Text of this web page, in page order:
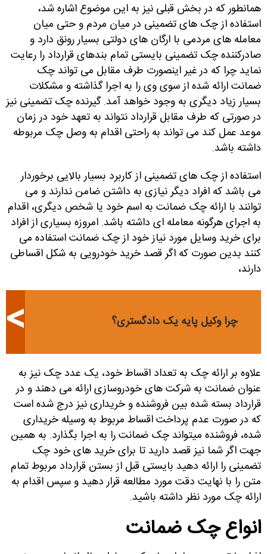
همانطور که در بخش قبلی نیز به این موضوع اشاره شد،
استفاده از چک های تضمینی در میان مردم و حتی میان
معامله های مردمی با ارگان های دولتی بسیار رونق دارد و
صادرکننده چک تضمینی بایستی تمام بندهای قرارداد را رعایت
نماید چرا که در غیر اینصورت طرف مقابل می تواند چک
ضمانت ارائه شده از سوی وی را به اجرا گذاشته و مشکلات
بسیار زیاد دیگری به وجود خواهد آمد. گیرنده چک تضمینی نیز
در صورتی که طرف مقابل قرارداد نتواند به تعهد خود در زمان
موعد عمل کند می تواند به راحتی اقدام به وصل چک مربوطه
داشته باشد.
استفاده از چک های تضمینی از کاربرد بسیار بالایی برخوردار
می باشد که افراد دیگر نیازی به داشتن ضامن ندارند و می
توانند با ارائه چک ضمانت به اسم خود یا شخص دیگری، اقدام
به اجرای هرگونه معامله ای داشته باشد. امروزه بسیاری از افراد
برای خرید وسایل مورد نیاز خود از چک ضمانت استفاده می
کنند بدین صورت که اگر قصد خرید خودرویی به شکل اقساطی
دارند،
چرا وکیل پایه یک دادگستری؟
علاوه بر ارائه چک به تعداد اقساط خود، یک عدد چک نیز به
عنوان ضمانت به شرکت های خودروسازی ارائه می دهند و در
قرارداد بسته شده بین فروشنده و خریداری نیز درج شده است
که در صورت عدم پرداخت اقساط مربوط به وسیله خریداری
شده، فروشنده میتواند چک ضمانت را به اجرا بگذارد. به همین
جهت اگر شما نیز قصد دارید تا برای خرید های خود چک
تضمینی را ارائه دهید بایستی قبل از بستن قرارداد مربوط تمام
متن را با نهایت دقت مورد مطالعه قرار دهید و سپس اقدام به
ارائه چک مورد نظر داشته باشید.
انواع چک ضمانت